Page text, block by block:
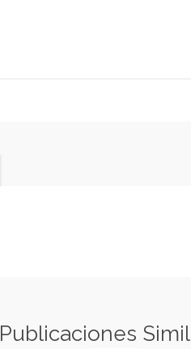
Publicaciones